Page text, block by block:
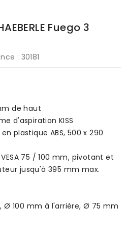
Fuego 3
: 30181
de haut
d'aspiration KISS
plastique ABS, 500 x 290
75 / 100 mm, pivotant et
jusqu'à 395 mm max.
Ø 100 mm à l'arrière, Ø 75 mm